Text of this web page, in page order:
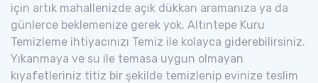
için artık mahallenizde açık dükkan aramanıza ya da
günlerce beklemenize gerek yok. Altıntepe Kuru
Temizleme ihtiyacınızı Temiz ile kolayca giderebilirsiniz.
Yıkanmaya ve su ile temasa uygun olmayan
kıyafetleriniz titiz bir şekilde temizlenip evinize teslim